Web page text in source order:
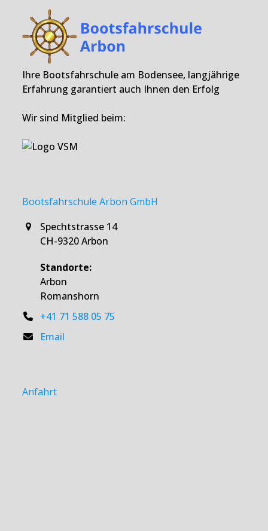
Ihre Bootsfahrschule am Bodensee, langjährige
Erfahrung garantiert auch Ihnen den Erfolg
Wir sind Mitglied beim:
Bootsfahrschule Arbon GmbH
Spechtstrasse 14
CH-9320 Arbon
Standorte:
Arbon
Romanshorn
+41 71 588 05 75
Email
Anfahrt